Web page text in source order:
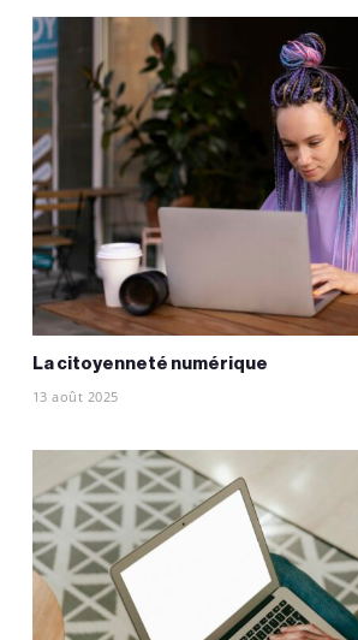
La citoyenneté numérique
13 août 2025